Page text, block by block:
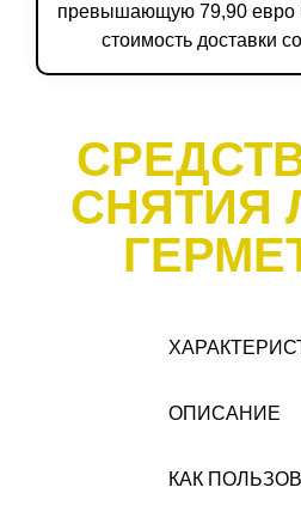
превышающую 79,90 евро
стоимость доставки
СНЯТИЯ
ОПИСАНИЕ
КАК